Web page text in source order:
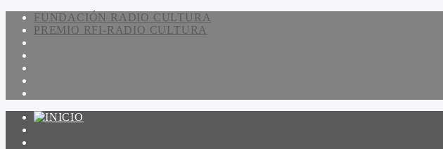
FUNDACIÓN RADIO CULTURA
PREMIO RFI-RADIO CULTURA